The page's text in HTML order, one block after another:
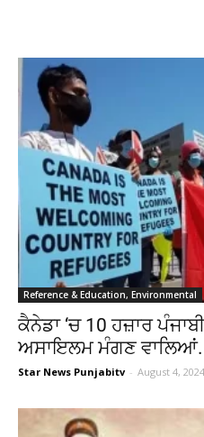
Reference & Education, Environmental
ਕੈਨੇਡਾ ‘ਚ 10 ਹਜ਼ਾਰ
ਅਸਾਇਲਮ ਮੰਗਣ
Star News Punjabitv - August 4, 2024